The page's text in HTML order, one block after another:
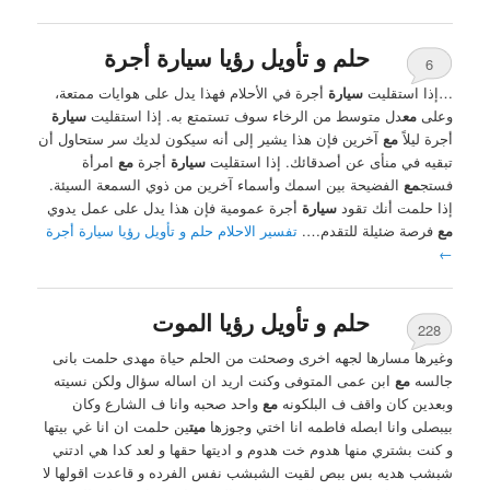
حلم و تأويل رؤيا سيارة أجرة
6
…إذا استقليتسيارة أجرة في الأحلام فهذا يدل على هوايات ممتعة،
وعلىمعدل متوسط من الرخاء سوف تستمتع به. إذا استقليتسيارة
أجرة ليلاًمع آخرين فإن هذا يشير إلى أنه سيكون لديك سر ستحاول أن
تبقيه في منأى عن أصدقائك. إذا استقليتسيارة أجرةمع امرأة
فستجمع الفضيحة بين اسمك وأسماء آخرين من ذوي السمعة السيئة.
إذا حلمت أنك تقودسيارة أجرة عمومية فإن هذا يدل على عمل يدوي
مع فرصة ضئيلة للتقدم….تفسير الاحلام حلم و تأويل رؤيا سيارة أجرة
←
حلم و تأويل رؤيا الموت
228
وغيرها مسارها لجهه اخرى وصحئت من الحلم حياة مهدى حلمت بانى
جالسهمع ابن عمى المتوفى وكنت اريد ان اساله سؤال ولكن نسيته
وبعدين كان واقف ف البلكونهمع واحد صحبه وانا ف الشارع وكان
بيبصلى وانا ابصله فاطمه انا اختي وجوزهاميتين حلمت ان انا غي بيتها
و كنت بشتري منها هدوم خت هدوم و اديتها حقها و لعد كدا هي ادتني
شبشب هديه بس ببص لقيت الشبشب نفس الفرده و قاعدت اقولها لا